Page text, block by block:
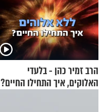
הרב זמיר כהן - בלעדי
האלוקים, איך התחילו החיים?